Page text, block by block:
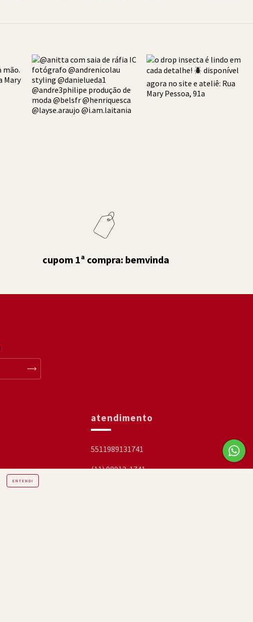
ENTENDI
cupom 1ª compra: bemvinda
atendimento
5511989131741
(11) 98913-1741